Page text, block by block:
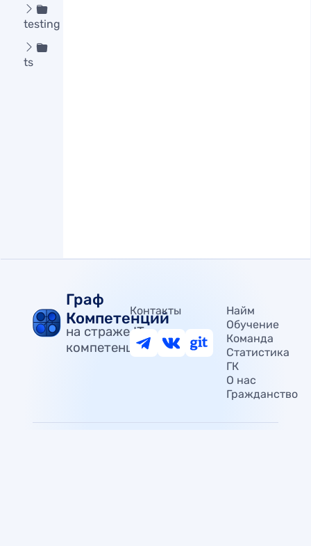

testing

ts
Граф
Компетенций
на страже IT
компетенций
Контакты
Найм
Обучение
Команда
Статистика
ГК
О нас
Гражданство